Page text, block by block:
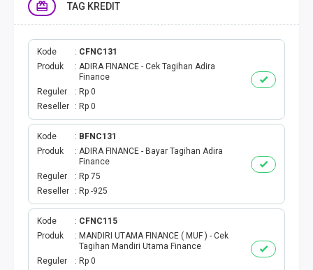
EMONEY
PAKET SAKTI ALL OPT
TELEPON & SMS
PAKET SMS
AKTIVASI PAKET
VOUCHER DATA
VOUCHER TV
TAG KREDIT
Kode
CFNC131
Produk
ADIRA FINANCE - Cek Tagihan Adira
Finance
Reguler
Rp 0
Reseller
Rp 0
Kode
BFNC131
Produk
ADIRA FINANCE - Bayar Tagihan Adira
Finance
Reguler
Rp 75
Reseller
Rp -925
Kode
CFNC115
Produk
MANDIRI UTAMA FINANCE ( MUF ) - Cek
Tagihan Mandiri Utama Finance
Reguler
Rp 0